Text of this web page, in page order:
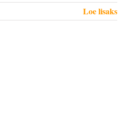
Loe lisaks